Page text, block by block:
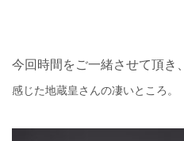
今回時間をご一緒させて頂き、
感じた地蔵皇さんの凄いところ。